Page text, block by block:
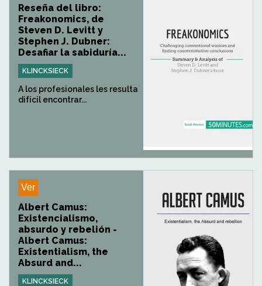
Reseña del libro:
Freakonomics, de
Steven D. Levitt y
Stephen J. Dubner:
Desafiar la sabiduría...
KLINCKSIECK
A los profesionales les resulta
difícil encontrar...
Ver
Albert Camus:
Existencialismo,
absurdo y rebelión -
Albert Camus:
Existentialism, the
Absurd and...
KLINCKSIECK